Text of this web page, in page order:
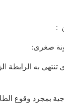
:
تنتهي به الرابطة
بمجرد وقوع